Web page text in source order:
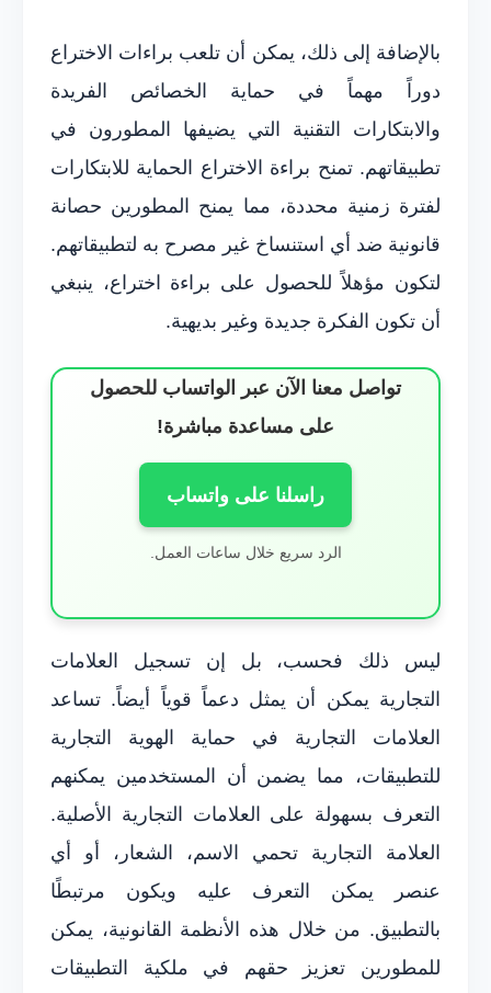
بالإضافة إلى ذلك، يمكن أن تلعب براءات الاختراع
دوراً مهماً في حماية الخصائص الفريدة
والابتكارات التقنية التي يضيفها المطورون في
تطبيقاتهم. تمنح براءة الاختراع الحماية للابتكارات
لفترة زمنية محددة، مما يمنح المطورين حصانة
قانونية ضد أي استنساخ غير مصرح به لتطبيقاتهم.
لتكون مؤهلاً للحصول على براءة اختراع، ينبغي
أن تكون الفكرة جديدة وغير بديهية.
تواصل معنا الآن عبر الواتساب للحصول
على مساعدة مباشرة!
راسلنا على واتساب
الرد سريع خلال ساعات العمل.
ليس ذلك فحسب، بل إن تسجيل العلامات
التجارية يمكن أن يمثل دعماً قوياً أيضاً. تساعد
العلامات التجارية في حماية الهوية التجارية
للتطبيقات، مما يضمن أن المستخدمين يمكنهم
التعرف بسهولة على العلامات التجارية الأصلية.
العلامة التجارية تحمي الاسم، الشعار، أو أي
عنصر يمكن التعرف عليه ويكون مرتبطًا
بالتطبيق. من خلال هذه الأنظمة القانونية، يمكن
للمطورين تعزيز حقهم في ملكية التطبيقات